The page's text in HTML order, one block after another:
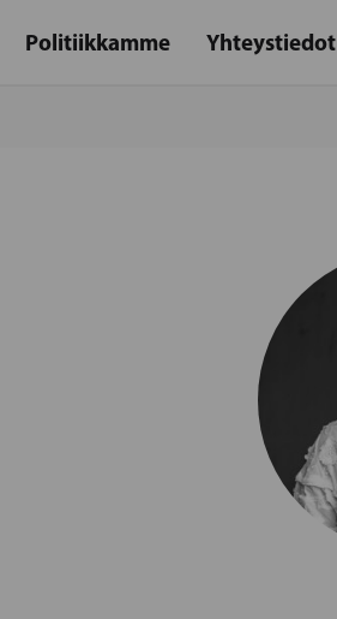
Politiikkamme Yhteystiedot